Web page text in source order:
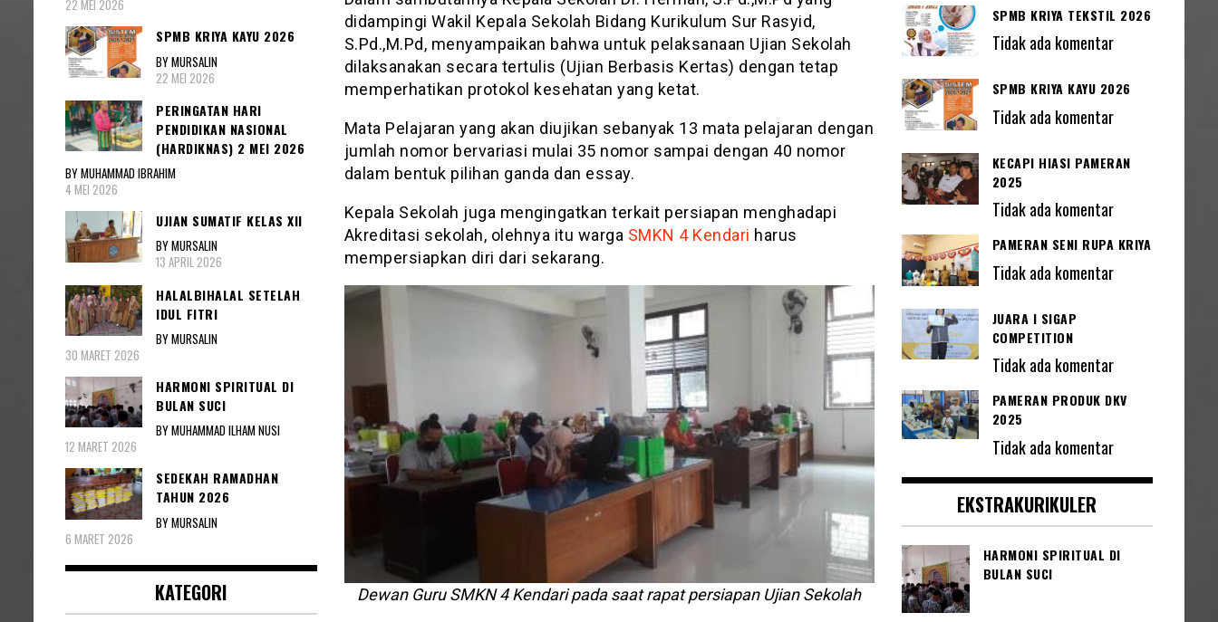
didampingi Wakil Kepala Sekolah Bidang Kurikulum Sur Rasyid,
S.Pd.,M.Pd, menyampaikan bahwa untuk pelaksanaan Ujian Sekolah
dilaksanakan secara tertulis (Ujian Berbasis Kertas) dengan tetap
memperhatikan protokol kesehatan yang ketat.
Mata Pelajaran yang akan diujikan sebanyak 13 mata pelajaran dengan
jumlah nomor bervariasi mulai 35 nomor sampai dengan 40 nomor
dalam bentuk pilihan ganda dan essay.
Kepala Sekolah juga mengingatkan terkait persiapan menghadapi
Akreditasi sekolah, olehnya itu warga SMKN 4 Kendari harus
mempersiapkan diri dari sekarang.
Dewan Guru SMKN 4 Kendari pada saat rapat persiapan Ujian Sekolah
22 MEI 2026
SPMB KRIYA KAYU 2026
BY MURSALIN
22 MEI 2026
PERINGATAN HARI
PENDIDIKAN NASIONAL
(HARDIKNAS) 2 MEI 2026
BY MUHAMMAD IBRAHIM
4 MEI 2026
UJIAN SUMATIF KELAS XII
BY MURSALIN
13 APRIL 2026
HALALBIHALAL SETELAH
IDUL FITRI
BY MURSALIN
30 MARET 2026
HARMONI SPIRITUAL DI
BULAN SUCI
BY MUHAMMAD ILHAM NUSI
12 MARET 2026
SEDEKAH RAMADHAN
TAHUN 2026
BY MURSALIN
6 MARET 2026
KATEGORI
SPMB KRIYA TEKSTIL 2026
Tidak ada komentar
SPMB KRIYA KAYU 2026
Tidak ada komentar
KECAPI HIASI PAMERAN
2025
Tidak ada komentar
PAMERAN SENI RUPA KRIYA
Tidak ada komentar
JUARA I SIGAP
COMPETITION
Tidak ada komentar
PAMERAN PRODUK DKV
2025
Tidak ada komentar
EKSTRAKURIKULER
HARMONI SPIRITUAL DI
BULAN SUCI